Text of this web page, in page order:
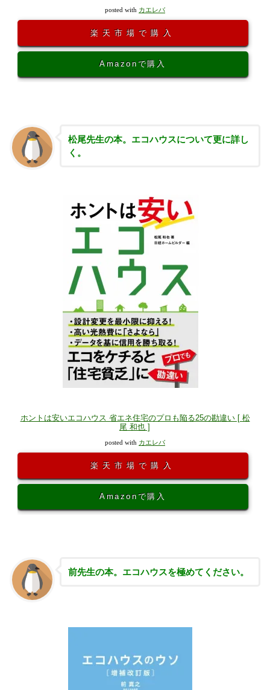
posted with カエレバ
楽天市場で購入
Amazonで購入
松尾先生の本。エコハウスについて更に詳し
く。
ホントは安いエコハウス 省エネ住宅のプロも陥る25の勘違い [ 松
尾 和也 ]
posted with カエレバ
楽天市場で購入
Amazonで購入
前先生の本。エコハウスを極めてください。